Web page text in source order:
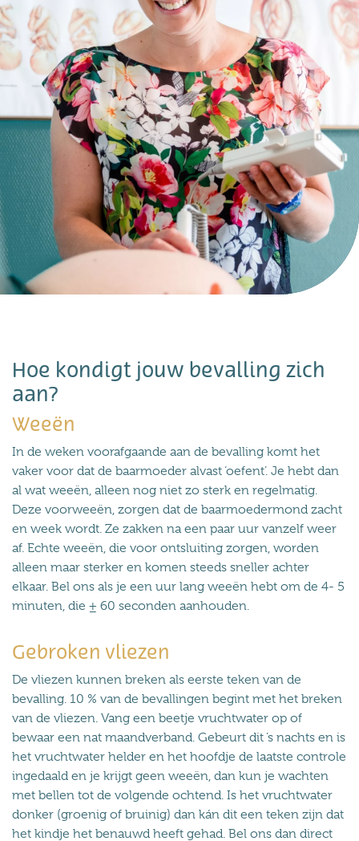
Hoe kondigt jouw bevalling zich
aan?
Weeën
In de weken voorafgaande aan de bevalling komt het
vaker voor dat de baarmoeder alvast ‘oefent’. Je hebt dan
al wat weeën, alleen nog niet zo sterk en regelmatig.
Deze voorweeën, zorgen dat de baarmoedermond zacht
en week wordt. Ze zakken na een paar uur vanzelf weer
af. Echte weeën, die voor ontsluiting zorgen, worden
alleen maar sterker en komen steeds sneller achter
elkaar. Bel ons als je een uur lang weeën hebt om de 4- 5
minuten, die ± 60 seconden aanhouden.
Gebroken vliezen
De vliezen kunnen breken als eerste teken van de
bevalling. 10 % van de bevallingen begint met het breken
van de vliezen. Vang een beetje vruchtwater op of
bewaar een nat maandverband. Gebeurt dit ’s nachts en is
het vruchtwater helder en het hoofdje de laatste controle
ingedaald en je krijgt geen weeën, dan kun je wachten
met bellen tot de volgende ochtend. Is het vruchtwater
donker (groenig of bruinig) dan kán dit een teken zijn dat
het kindje het benauwd heeft gehad. Bel ons dan direct